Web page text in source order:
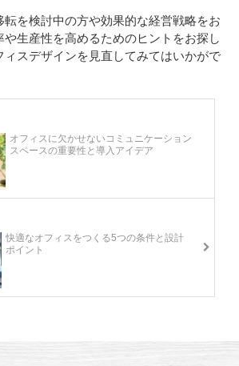
転を検討中の方や効果的な経営戦略をお
生産性を高めるためのヒントをお探し
ィスデザインを見直してみてはいかがで
オフィスに欠かせないコミュニケーション
スペースの重要性と導入アイデア
快適なオフィスをつくる5つの条件と設計
ポイント